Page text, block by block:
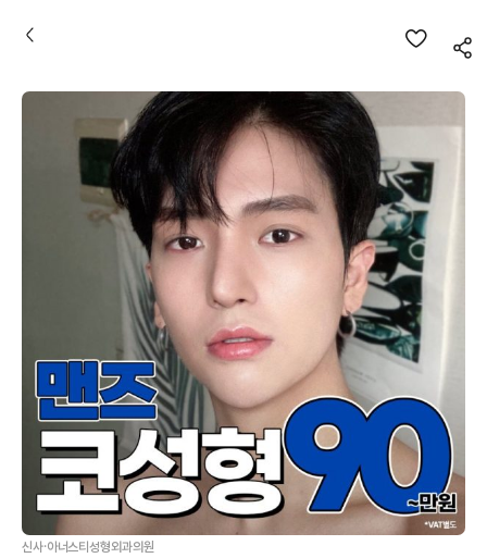
신사·아너스티성형외과의원